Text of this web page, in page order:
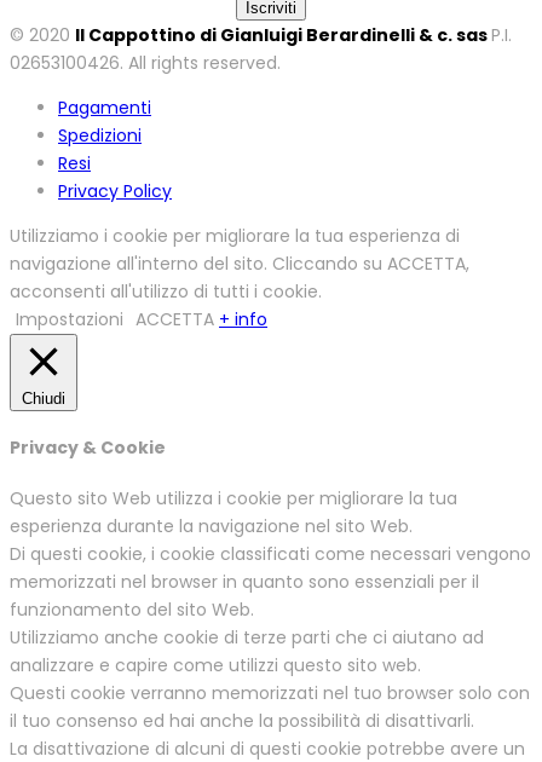
© 2020 Il Cappottino di Gianluigi Berardinelli & c. sasP.I.
02653100426. All rights reserved.
Pagamenti
Spedizioni
Resi
Privacy Policy
Utilizziamo i cookie per migliorare la tua esperienza di
navigazione all'interno del sito. Cliccando su ACCETTA,
acconsenti all'utilizzo di tutti i cookie.
Impostazioni ACCETTA + info
Chiudi
Privacy & Cookie
Questo sito Web utilizza i cookie per migliorare la tua
esperienza durante la navigazione nel sito Web.
Di questi cookie, i cookie classificati come necessari vengono
memorizzati nel browser in quanto sono essenziali per il
funzionamento del sito Web.
Utilizziamo anche cookie di terze parti che ci aiutano ad
analizzare e capire come utilizzi questo sito web.
Questi cookie verranno memorizzati nel tuo browser solo con
il tuo consenso ed hai anche la possibilità di disattivarli.
La disattivazione di alcuni di questi cookie potrebbe avere un